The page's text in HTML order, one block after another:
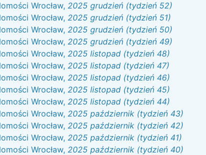
Wrocław, 2025 grudzień (tydzień 52)
Wrocław, 2025 grudzień (tydzień 51)
Wrocław, 2025 grudzień (tydzień 50)
Wrocław, 2025 grudzień (tydzień 49)
Wrocław, 2025 listopad (tydzień 48)
Wrocław, 2025 listopad (tydzień 47)
Wrocław, 2025 listopad (tydzień 46)
Wrocław, 2025 listopad (tydzień 45)
Wrocław, 2025 listopad (tydzień 44)
Wrocław, 2025 październik (tydzień 43)
Wrocław, 2025 październik (tydzień 42)
Wrocław, 2025 październik (tydzień 41)
Wrocław, 2025 październik (tydzień 40)